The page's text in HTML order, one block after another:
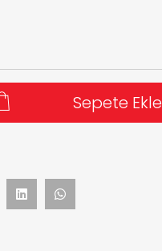
Sepete Ekle